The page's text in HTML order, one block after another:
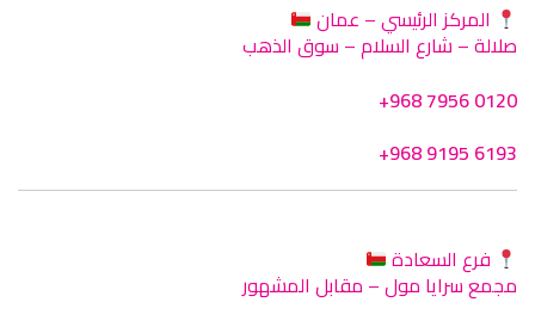
المركز الرئيسي – عمان
صلالة – شارع السلام – سوق الذهب
+968 7956 0120
+968 9195 6193
فرع السعادة
مجمع سرايا مول – مقابل المشهور